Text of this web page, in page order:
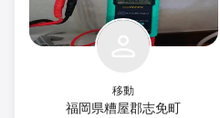
移動
福岡県糟屋郡志免町